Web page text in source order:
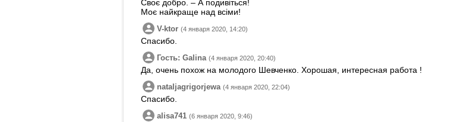
Своє добро. – А подивіться!
Моє найкраще над всіми!
V-ktor (4 января 2020, 14:20)
Спасибо.
Гость: Galina (4 января 2020, 20:40)
Да, очень похож на молодого Шевченко. Хорошая, интересная работа !
nataljagrigorjewa (4 января 2020, 22:04)
Спасибо.
alisa741 (6 января 2020, 9:46)